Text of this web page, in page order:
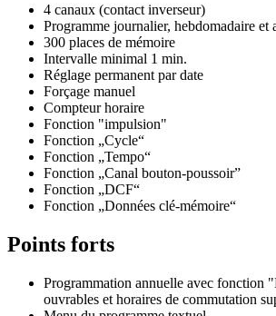
4 canaux (contact inverseur)
Programme journalier, hebdomadaire et
300 places de mémoire
Intervalle minimal 1 min.
Réglage permanent par date
Forçage manuel
Compteur horaire
Fonction "impulsion"
Fonction „Cycle“
Fonction „Tempo“
Fonction „Canal bouton-poussoir”
Fonction „DCF“
Fonction „Données clé-mémoire“
Points forts
Programmation annuelle avec fonction
ouvrables et horaires de commutation